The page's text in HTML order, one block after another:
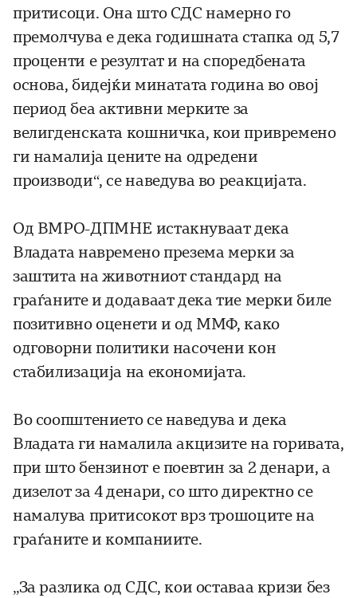
притисоци. Она што СДС намерно го
премолчува е дека годишната стапка од 5,7
проценти е резултат и на споредбената
основа, бидејќи минатата година во овој
период беа активни мерките за
велигденската кошничка, кои привремено
ги намалија цените на одредени
производи“, се наведува во реакцијата.
Од ВМРО-ДПМНЕ истакнуваат дека
Владата навремено презема мерки за
заштита на животниот стандард на
граѓаните и додаваат дека тие мерки биле
позитивно оценети и од ММФ, како
одговорни политики насочени кон
стабилизација на економијата.
Во соопштението се наведува и дека
Владата ги намалила акцизите на горивата,
при што бензинот е поевтин за 2 денари, а
дизелот за 4 денари, со што директно се
намалува притисокот врз трошоците на
граѓаните и компаниите.
„За разлика од СДС, кои оставаа кризи без